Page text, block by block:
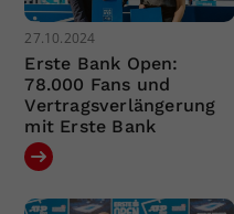
27.10.2024
Erste Bank Open:
78.000 Fans und
Vertragsverlängerung
mit Erste Bank